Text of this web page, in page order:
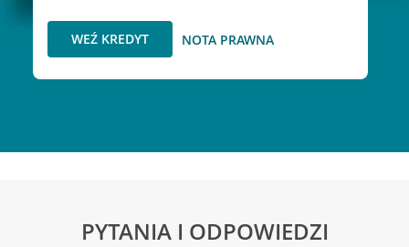
WEŹ KREDYT NOTA PRAWNA
PYTANIA I ODPOWIEDZI